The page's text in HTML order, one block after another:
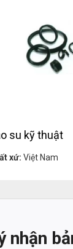
su kỹ thuật
xứ: Việt Nam
nhận